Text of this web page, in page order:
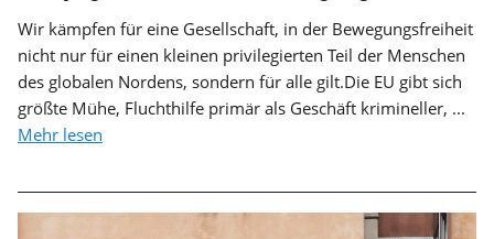
Wir kämpfen für eine Gesellschaft, in der Bewegungsfreiheit
nicht nur für einen kleinen privilegierten Teil der Menschen
des globalen Nordens, sondern für alle gilt.Die EU gibt sich
größte Mühe, Fluchthilfe primär als Geschäft krimineller, ...
Mehr lesen